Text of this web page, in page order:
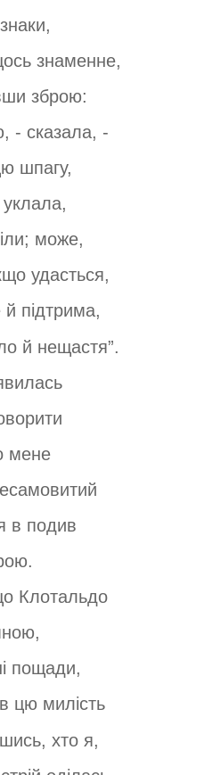
знаменне,
зброю:
- сказала, -
шпагу,
може,
удасться,
й підтрима,
й нещастя”.
мене
в подив
Клотальдо
пощади,
цю милість
хто я,